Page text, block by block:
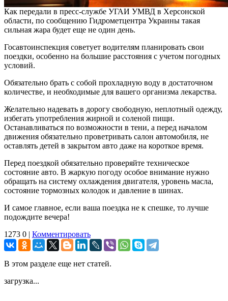
Как передали в пресс-службе УГАИ УМВД в Херсонской
области, по сообщению Гидрометцентра Украины такая
сильная жара будет еще не один день.
Госавтоинспекция советует водителям планировать свои
поездки, особенно на большие расстояния с учетом погодных
условий.
Обязательно брать с собой прохладную воду в достаточном
количестве, и необходимые для вашего организма лекарства.
Желательно надевать в дорогу свободную, неплотный одежду,
избегать употребления жирной и соленой пищи.
Останавливаться по возможности в тени, а перед началом
движения обязательно проветривать салон автомобиля, не
оставлять детей в закрытом авто даже на короткое время.
Перед поездкой обязательно проверяйте техническое
состояние авто. В жаркую погоду особое внимание нужно
обращать на систему охлаждения двигателя, уровень масла,
состояние тормозных колодок и давление в шинах.
И самое главное, если ваша поездка не к спешке, то лучше
подождите вечера!
1273 0 | Комментировать
В этом разделе еще нет статей.
загрузка...